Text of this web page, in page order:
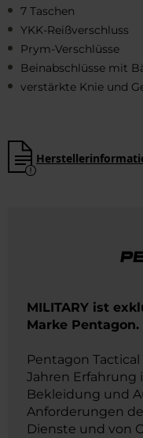
7 Taschen
YKK-Reißverschluss
Prym-Verschlüsse
Beinabschlüsse mit
verstärkte Knie und
MILITARY ist
Marke Pentagon.
Pentagon
Jahren Erfahrung
Bekleidung und
Anforderungen
Dienste und von